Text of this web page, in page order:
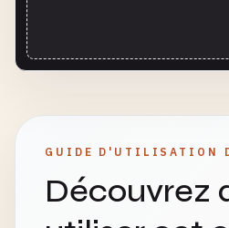
GUIDE D'UTILISATION
Découvrez